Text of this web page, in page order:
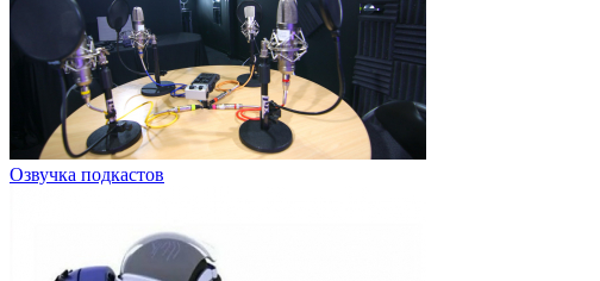
Озвучка подкастов